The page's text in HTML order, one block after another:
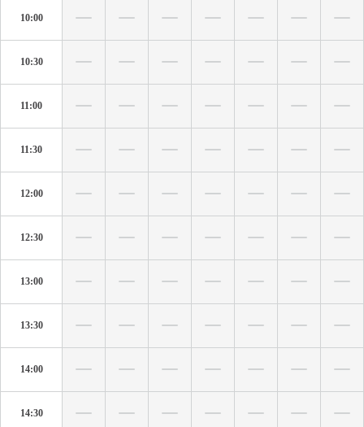
10:00
10:30
11:00
11:30
12:00
12:30
13:00
13:30
14:00
14:30